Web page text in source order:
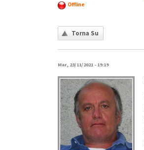
Offline
Torna Su
Mar, 23/11/2021 - 19:19